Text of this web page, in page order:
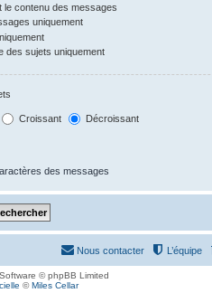
le contenu des messages
uniquement
des sujets uniquement
Croissant Décroissant
des messages
L’équipe
Nous contacter
© phpBB Limited
©Miles Cellar